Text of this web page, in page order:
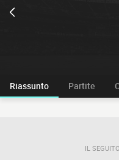
Riassunto Partite
IL